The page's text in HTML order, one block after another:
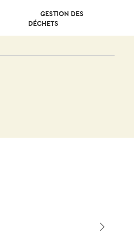
GESTION DES
DÉCHETS